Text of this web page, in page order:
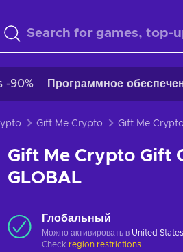
-90% Программное
Gift Me Crypto
Gift Me Crypto Gift
GLOBAL
Глобальный
Можно активировать в United
Check region restrictions